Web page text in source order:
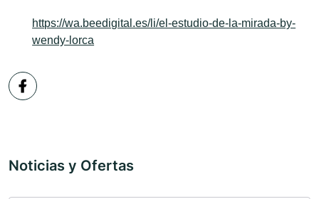
https://wa.beedigital.es/li/el-estudio-de-la-mirada-by-
wendy-lorca
Noticias y Ofertas